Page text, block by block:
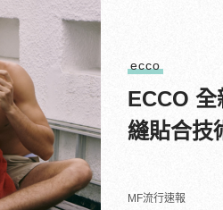
ecco
ECCO
縫貼合技
MF流行速報